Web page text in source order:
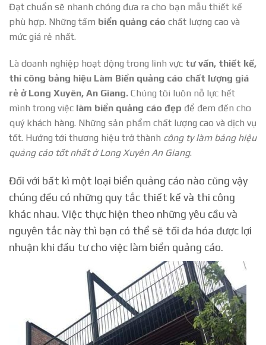
Đạt chuẩn sẽ nhanh chóng đưa ra cho bạn mẫu thiết kế
phù hợp. Những tấm biển quảng cáo chất lượng cao và
mức giá rẻ nhất.
Là doanh nghiệp hoạt động trong lĩnh vực tư vấn, thiết kế,
thi công bảng hiệu Làm Biển quảng cáo chất lượng giá
rẻ ở Long Xuyên, An Giang. Chúng tôi luôn nỗ lực hết
mình trong việc làm biển quảng cáo đẹp để đem đến cho
quý khách hàng. Những sản phẩm chất lượng cao và dịch vụ
tốt. Hướng tới thương hiệu trở thành công ty làm bảng hiệu
quảng cáo tốt nhất ở Long Xuyên An Giang.
Đối với bất kì một loại biển quảng cáo nào cũng vậy
chúng đều có những quy tắc thiết kế và thi công
khác nhau. Việc thực hiện theo những yêu cầu và
nguyên tắc này thì bạn có thể sẽ tối đa hóa được lợi
nhuận khi đầu tư cho việc làm biển quảng cáo.